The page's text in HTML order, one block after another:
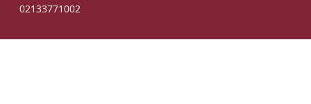
02133771002